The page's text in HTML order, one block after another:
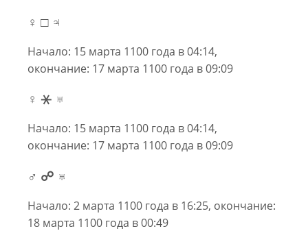
♀ □ ♃
Начало: 15 марта 1100 года в 04:14,
окончание: 17 марта 1100 года в 09:09
♀ ⚹ ♅
Начало: 15 марта 1100 года в 04:14,
окончание: 17 марта 1100 года в 09:09
♂ ☍ ♅
Начало: 2 марта 1100 года в 16:25, окончание:
18 марта 1100 года в 00:49